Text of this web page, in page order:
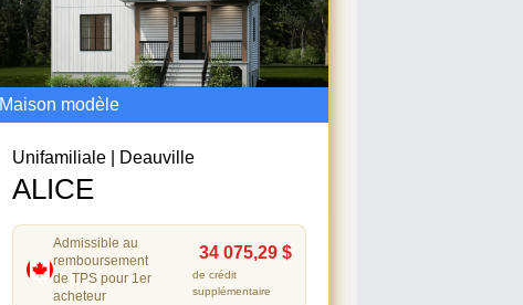
Maison modèle
Unifamiliale Deauville
ALICE
Admissible au
remboursement
de TPS pour 1er
acheteur
34 075,29 $
de crédit
supplémentaire